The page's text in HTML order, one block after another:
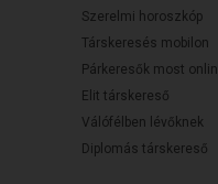
Szerelmi horoszkóp
Társkeresés mobilon
Párkeresők most
Elit társkereső
Válófélben lévőknek
Diplomás társkereső